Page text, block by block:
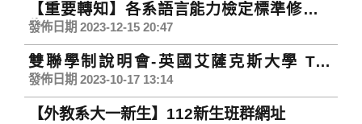
【重要轉知】各系語言能力檢定標準修訂公
告The regulation amendments of
Language Proficiency Exam
Requirement for Academic Departments
發佈日期 2023-12-15 20:47
雙聯學制說明會-英國艾薩克斯大學 The
University of Essex
發佈日期 2023-10-17 13:14
【外教系大一新生】112新生班群網址